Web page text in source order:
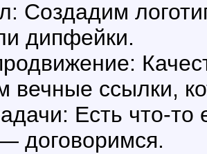
Создадим
дипфейки.
вечные ссылки,
Есть что-
договоримся.